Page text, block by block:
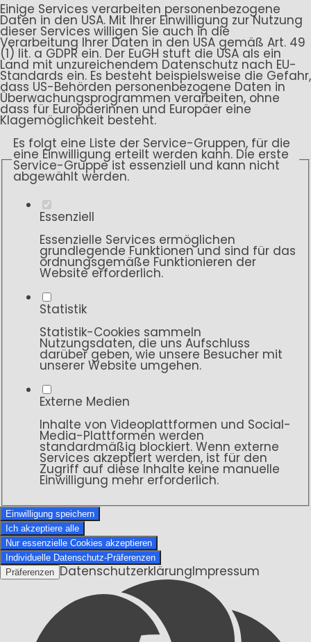
Einige Services verarbeiten personenbezogene
Daten in den USA. Mit Ihrer Einwilligung zur Nutzung
dieser Services willigen Sie auch in die
Verarbeitung Ihrer Daten in den USA gemäß Art. 49
(1) lit. a GDPR ein. Der EuGH stuft die USA als ein
Land mit unzureichendem Datenschutz nach EU-
Standards ein. Es besteht beispielsweise die Gefahr,
dass US-Behörden personenbezogene Daten in
Überwachungsprogrammen verarbeiten, ohne
dass für Europäerinnen und Europäer eine
Klagemöglichkeit besteht.
Es folgt eine Liste der Service-Gruppen, für die
eine Einwilligung erteilt werden kann. Die erste
Service-Gruppe ist essenziell und kann nicht
abgewählt werden.
Essenziell
Essenzielle Services ermöglichen
grundlegende Funktionen und sind für das
ordnungsgemäße Funktionieren der
Website erforderlich.
Statistik
Statistik-Cookies sammeln
Nutzungsdaten, die uns Aufschluss
darüber geben, wie unsere Besucher mit
unserer Website umgehen.
Externe Medien
Inhalte von Videoplattformen und Social-
Media-Plattformen werden
standardmäßig blockiert. Wenn externe
Services akzeptiert werden, ist für den
Zugriff auf diese Inhalte keine manuelle
Einwilligung mehr erforderlich.
Einwilligung speichern
Ich akzeptiere alle
Nur essenzielle Cookies akzeptieren
Individuelle Datenschutz-Präferenzen
Präferenzen DatenschutzerklärungImpressum